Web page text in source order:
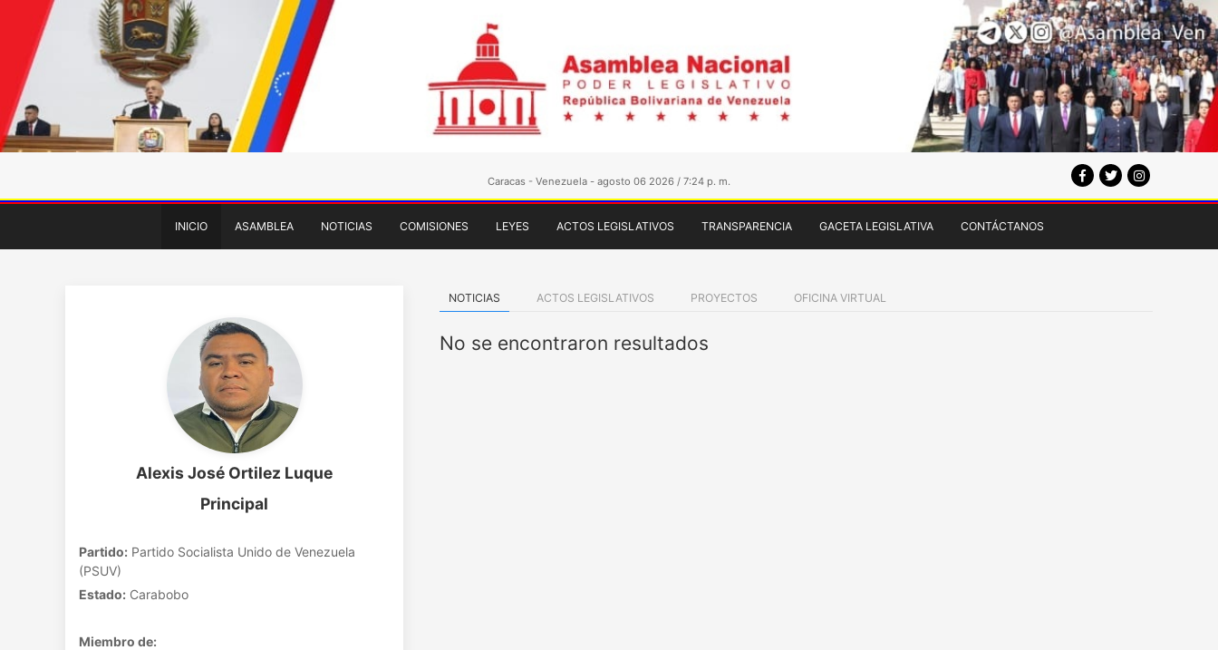
Caracas - Venezuela - agosto 06 2026 / 7:24 p. m.
INICIO ASAMBLEA NOTICIAS COMISIONES LEYES ACTOS LEGISLATIVOS TRANSPARENCIA GACETA LEGISLATIVA CONTÁCTANOS
Alexis José Ortilez Luque
Principal
Partido: Partido Socialista Unido de Venezuela
(PSUV)
Estado: Carabobo
Miembro de:
NOTICIAS ACTOS LEGISLATIVOS PROYECTOS OFICINA VIRTUAL
No se encontraron resultados